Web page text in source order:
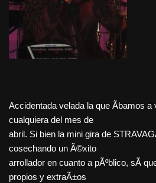
Accidentada velada la que Ã­bamos a
cualquiera del mes de
abril. Si bien la mini gira de
cosechando un Ã©xito
arrollador en cuanto a pÃºblico, sÃ­
propios y extraÃ±os